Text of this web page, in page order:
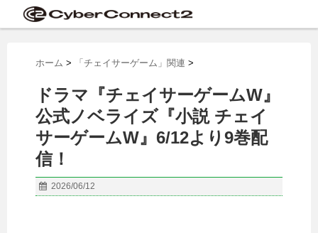
ホーム > 「チェイサーゲーム」関連 >
ドラマ『チェイサーゲームW』
公式ノベライズ『小説 チェイ
サーゲームW』6/12より9巻配
信！
2026/06/12